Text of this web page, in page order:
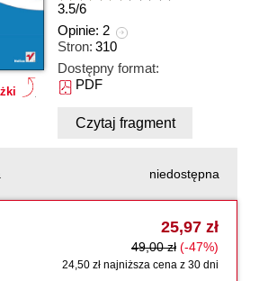
3.5/6
Opinie: 2
Stron: 310
Dostępny format:
PDF
Czytaj fragment
niedostępna
25,97 zł
49,00 zł (-47%)
24,50 zł najniższa cena z 30 dni